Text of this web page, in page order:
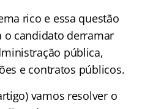
rico e essa questão
o candidato derramar
pública,
e contratos públicos.
vamos resolver o